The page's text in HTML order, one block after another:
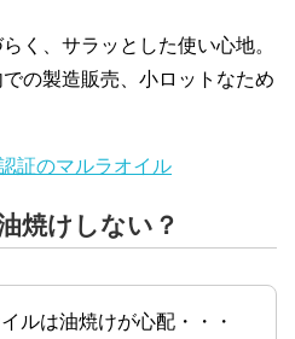
く、サラッとした使い心地。
の製造販売、小ロットなため
証のマルラオイル
焼けしない？
ルは油焼けが心配・・・